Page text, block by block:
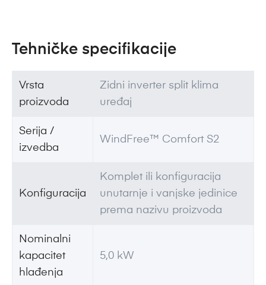
Tehničke specifikacije
Vrsta
proizvoda
Zidni inverter split klima
uređaj
Serija /
izvedba
WindFree™ Comfort S2
Konfiguracija
Komplet ili konfiguracija
unutarnje i vanjske jedinice
prema nazivu proizvoda
Nominalni
kapacitet
hlađenja
5,0 kW